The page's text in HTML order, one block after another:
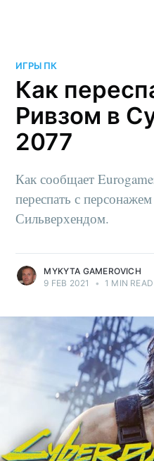
ИГРЫ ПК
Как
Ривзом в
2077
Как сообщает
переспать с
Сильверхендом.
MYKYTA GAMEROVICH
9 FEB 2021
• 1 MIN READ